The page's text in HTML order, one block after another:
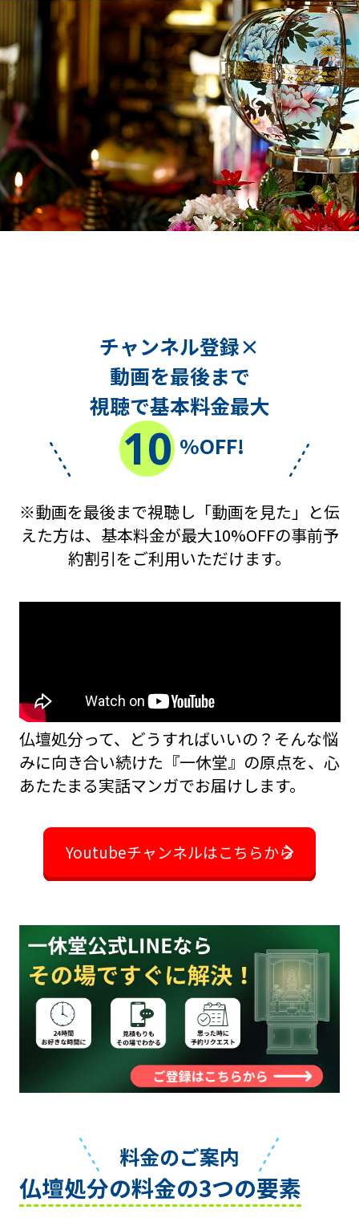
費用も明朗会計で、追加請求などは一切なし。
酒田市で仏壇の供養・処分を検討されている方
は、一休堂さんに相談すれば間違いないと思い
ます。
チャンネル登録×
動画を最後まで
視聴で基本料金最大
10 %OFF!
※動画を最後まで視聴し「動画を見た」と伝
えた方は、基本料金が最大10%OFFの事前予
約割引をご利用いただけます。
仏壇処分って、どうすればいいの？――そんな悩
みに向き合い続けた『一休堂』の原点を、 心
あたたまる実話マンガでお届けします。
Youtubeチャンネルはこちらから
料金のご案内
仏壇処分の料金の3つの要素